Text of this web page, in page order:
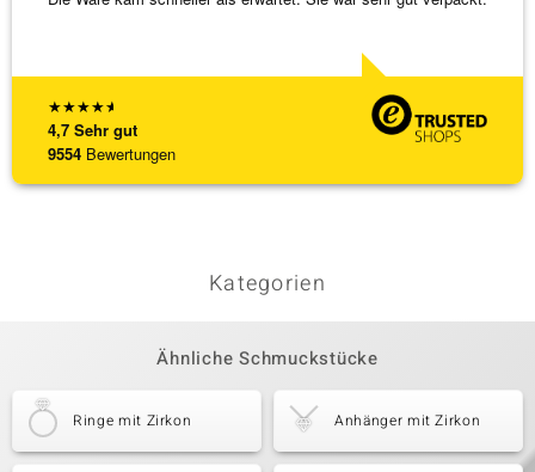
★★★★★
4,7 Sehr gut
9554 Bewertungen
Kategorien
Ähnliche Schmuckstücke
Ringe mit Zirkon Anhänger mit Zirkon